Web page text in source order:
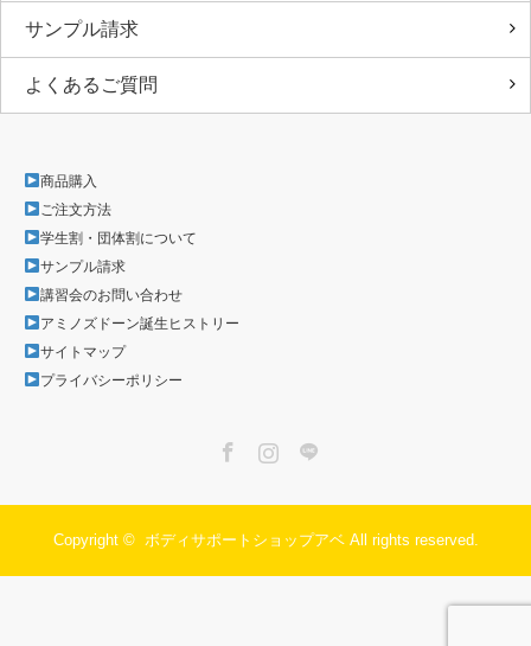
サンプル請求
よくあるご質問
商品購入
ご注文方法
学生割・団体割について
サンプル請求
講習会のお問い合わせ
アミノズドーン誕生ヒストリー
サイトマップ
プライバシーポリシー
Copyright © ボディサポートショップアベAll rights reserved.